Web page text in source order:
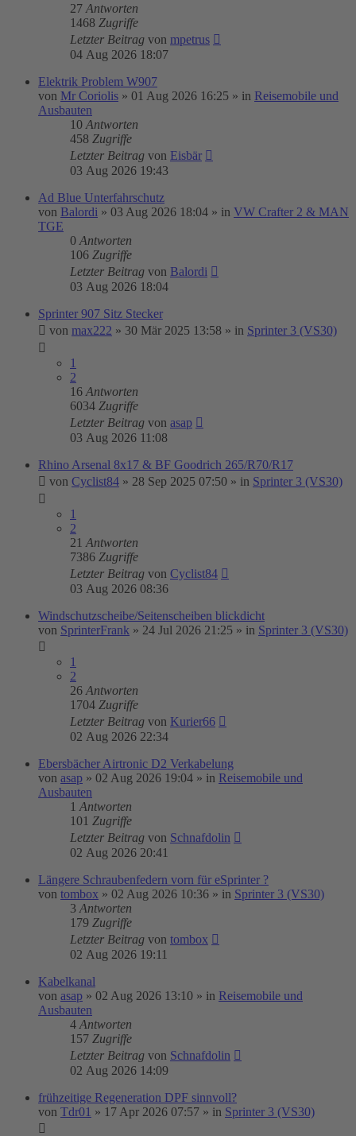
27 Antworten
1468 Zugriffe
Letzter Beitrag von mpetrus
04 Aug 2026 18:07
Elektrik Problem W907
von Mr Coriolis » 01 Aug 2026 16:25 » in Reisemobile und
Ausbauten
10 Antworten
458 Zugriffe
Letzter Beitrag von Eisbär
03 Aug 2026 19:43
Ad Blue Unterfahrschutz
von Balordi » 03 Aug 2026 18:04 » in VW Crafter 2 & MAN
TGE
0 Antworten
106 Zugriffe
Letzter Beitrag von Balordi
03 Aug 2026 18:04
Sprinter 907 Sitz Stecker
von max222 » 30 Mär 2025 13:58 » in Sprinter 3 (VS30)
1
2
16 Antworten
6034 Zugriffe
Letzter Beitrag von asap
03 Aug 2026 11:08
Rhino Arsenal 8x17 & BF Goodrich 265/R70/R17
von Cyclist84 » 28 Sep 2025 07:50 » in Sprinter 3 (VS30)
1
2
21 Antworten
7386 Zugriffe
Letzter Beitrag von Cyclist84
03 Aug 2026 08:36
Windschutzscheibe/Seitenscheiben blickdicht
von SprinterFrank » 24 Jul 2026 21:25 » in Sprinter 3 (VS30)
1
2
26 Antworten
1704 Zugriffe
Letzter Beitrag von Kurier66
02 Aug 2026 22:34
Ebersbächer Airtronic D2 Verkabelung
von asap » 02 Aug 2026 19:04 » in Reisemobile und
Ausbauten
1 Antworten
101 Zugriffe
Letzter Beitrag von Schnafdolin
02 Aug 2026 20:41
Längere Schraubenfedern vorn für eSprinter ?
von tombox » 02 Aug 2026 10:36 » in Sprinter 3 (VS30)
3 Antworten
179 Zugriffe
Letzter Beitrag von tombox
02 Aug 2026 19:11
Kabelkanal
von asap » 02 Aug 2026 13:10 » in Reisemobile und
Ausbauten
4 Antworten
157 Zugriffe
Letzter Beitrag von Schnafdolin
02 Aug 2026 14:09
frühzeitige Regeneration DPF sinnvoll?
von Tdr01 » 17 Apr 2026 07:57 » in Sprinter 3 (VS30)